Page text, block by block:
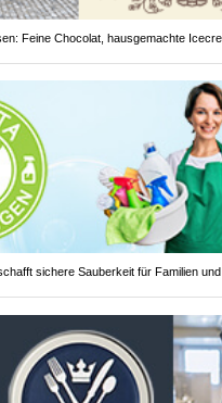
Feine Chocolat, hausgemachte
sichere Sauberkeit für Familien